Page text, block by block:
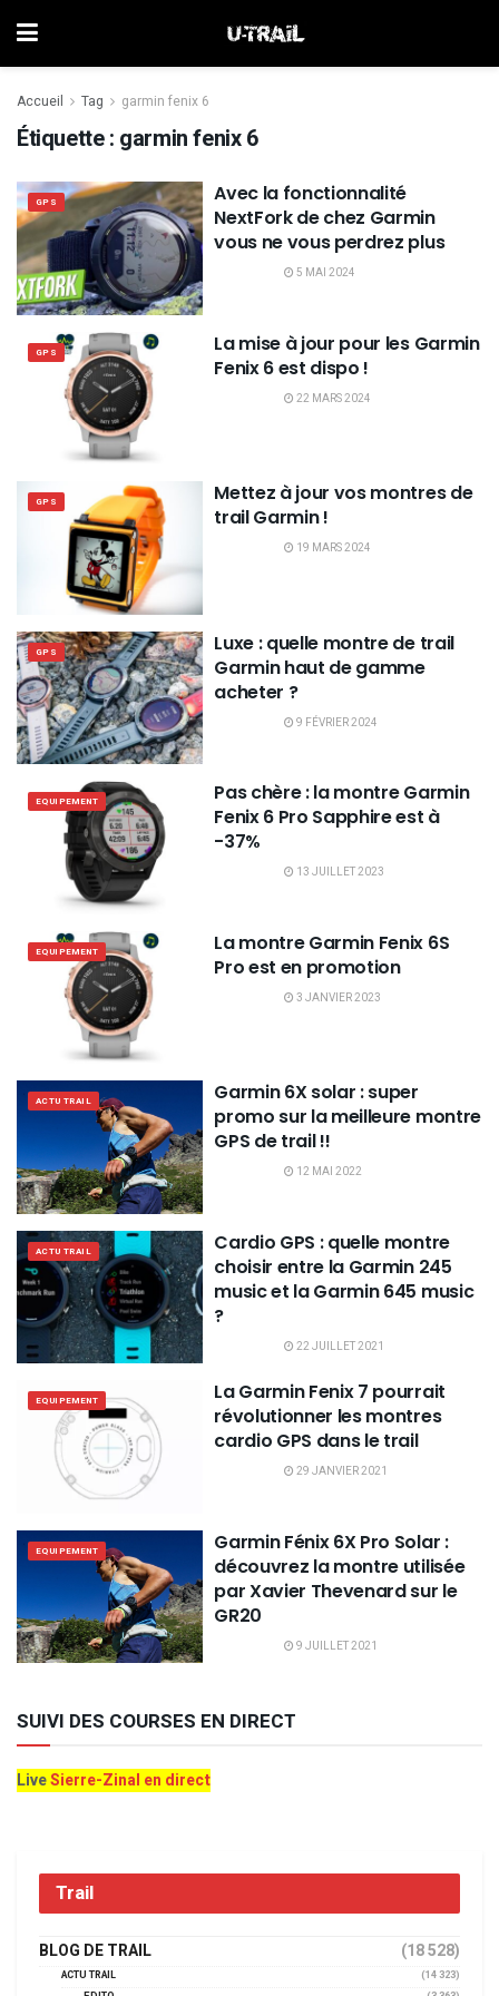
Accueil Tag garmin fenix 6
Étiquette : garmin fenix 6
GPS
Avec la fonctionnalité
NextFork de chez Garmin
vous ne vous perdrez plus
5 MAI 2024
GPS
La mise à jour pour les Garmin
Fenix 6 est dispo !
22 MARS 2024
GPS
Mettez à jour vos montres de
trail Garmin !
19 MARS 2024
GPS
Luxe : quelle montre de trail
Garmin haut de gamme
acheter ?
9 FÉVRIER 2024
EQUIPEMENT
Pas chère : la montre Garmin
Fenix 6 Pro Sapphire est à
-37%
13 JUILLET 2023
EQUIPEMENT
La montre Garmin Fenix 6S
Pro est en promotion
3 JANVIER 2023
ACTU TRAIL
Garmin 6X solar : super
promo sur la meilleure montre
GPS de trail !!
12 MAI 2022
ACTU TRAIL
Cardio GPS : quelle montre
choisir entre la Garmin 245
music et la Garmin 645 music
?
22 JUILLET 2021
EQUIPEMENT
La Garmin Fenix 7 pourrait
révolutionner les montres
cardio GPS dans le trail
29 JANVIER 2021
EQUIPEMENT
Garmin Fénix 6X Pro Solar :
découvrez la montre utilisée
par Xavier Thevenard sur le
GR20
9 JUILLET 2021
SUIVI DES COURSES EN DIRECT
LiveSierre-Zinal en direct
Trail
BLOG DE TRAIL (18 528)
ACTU TRAIL
(14 323)